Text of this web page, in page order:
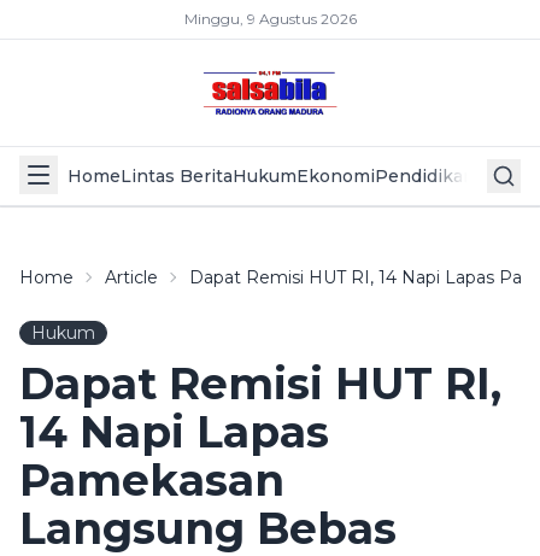
Minggu, 9 Agustus 2026
HomeLintas BeritaHukumEkonomiPendidikan Politik
Home Article Dapat Remisi HUT RI, 14 Napi Lapas
Hukum
Dapat Remisi HUT RI,
14 Napi Lapas
Pamekasan
Langsung Bebas